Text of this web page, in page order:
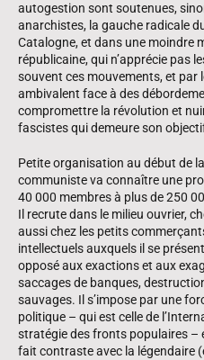
autogestion sont soutenues,
anarchistes, la gauche radicale
Catalogne, et dans une moindre
républicaine, qui n’apprécie pas
souvent ces mouvements, et par
ambivalent face à des
compromettre la révolution et
fascistes qui demeure son
Petite organisation au début de
communiste va connaître une
40 000 membres à plus de 250
Il recrute dans le milieu ouvrier,
aussi chez les petits
intellectuels auxquels il se
opposé aux exactions et aux
saccages de banques,
sauvages. Il s’impose par une
politique – qui est celle de
stratégie des fronts populaires –
fait contraste avec la légendaire